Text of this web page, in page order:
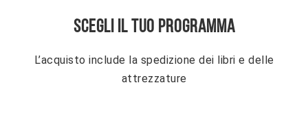
SCEGLI IL TUO PROGRAMMA
L’acquisto include la spedizione dei libri e delle
attrezzature